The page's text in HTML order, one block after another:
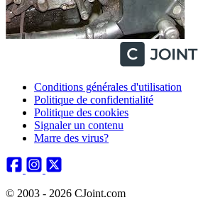
Conditions générales d'utilisation
Politique de confidentialité
Politique des cookies
Signaler un contenu
Marre des virus?
© 2003 - 2026 CJoint.com